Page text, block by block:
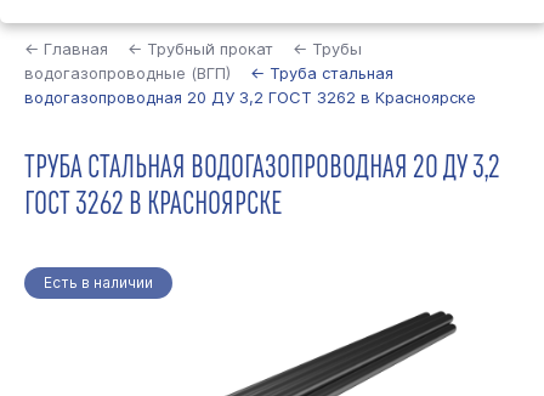
← Главная ← Трубный прокат
← Трубы
водогазопроводные (ВГП)
← Труба стальная
водогазопроводная 20 ДУ 3,2 ГОСТ 3262 в Красноярске
ТРУБА СТАЛЬНАЯ ВОДОГАЗОПРОВОДНАЯ 20 ДУ 3,2
ГОСТ 3262 В КРАСНОЯРСКЕ
Есть в наличии